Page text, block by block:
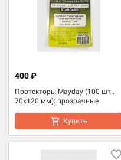
Протекторы Mayday (100 шт.,
70x120 мм): прозрачные
400 ₽
Купить